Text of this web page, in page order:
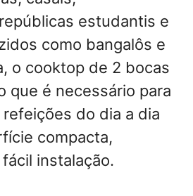
estudantis e
como bangalôs e
o cooktop de 2 bocas
que é necessário para
do dia a dia
compacta,
instalação.